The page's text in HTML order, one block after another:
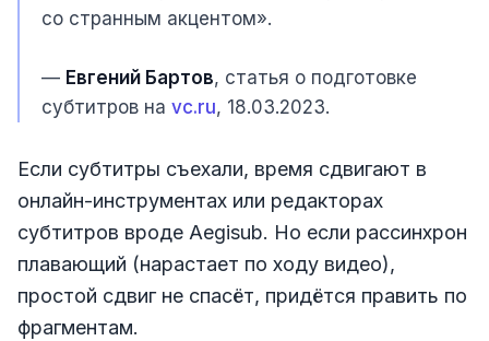
со странным акцентом».
— Евгений Бартов, статья о подготовке
субтитров на vc.ru, 18.03.2023.
Если субтитры съехали, время сдвигают в
онлайн-инструментах или редакторах
субтитров вроде Aegisub. Но если рассинхрон
плавающий (нарастает по ходу видео),
простой сдвиг не спасёт, придётся править по
фрагментам.